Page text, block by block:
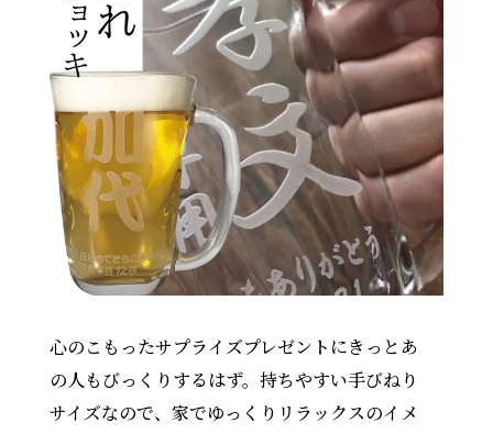
心のこもったサプライズプレゼントにきっとあ
の人もびっくりするはず。持ちやすい手びねり
サイズなので、家でゆっくりリラックスのイメ